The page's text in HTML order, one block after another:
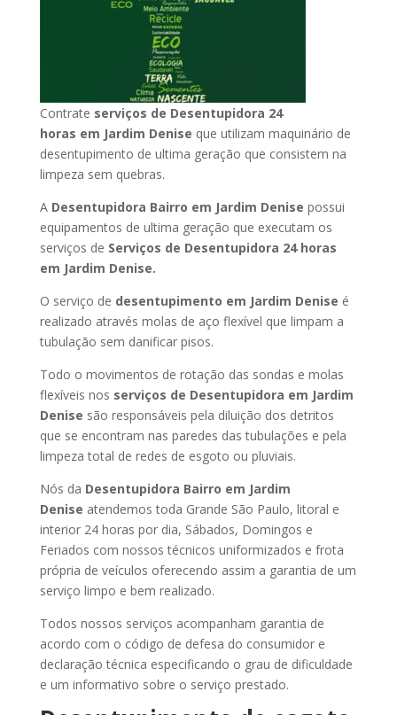
Contrate serviços de Desentupidora 24
horas em Jardim Denise que utilizam maquinário de
desentupimento de ultima geração que consistem na
limpeza sem quebras.
A Desentupidora Bairro em Jardim Denise possui
equipamentos de ultima geração que executam os
serviços de Serviços de Desentupidora 24 horas
em Jardim Denise.
O serviço de desentupimento em Jardim Denise é
realizado através molas de aço flexível que limpam a
tubulação sem danificar pisos.
Todo o movimentos de rotação das sondas e molas
flexíveis nos serviços de Desentupidora em Jardim
Denise são responsáveis pela diluição dos detritos
que se encontram nas paredes das tubulações e pela
limpeza total de redes de esgoto ou pluviais.
Nós da Desentupidora Bairro em Jardim
Denise atendemos toda Grande São Paulo, litoral e
interior 24 horas por dia, Sábados, Domingos e
Feriados com nossos técnicos uniformizados e frota
própria de veículos oferecendo assim a garantia de um
serviço limpo e bem realizado.
Todos nossos serviços acompanham garantia de
acordo com o código de defesa do consumidor e
declaração técnica especificando o grau de dificuldade
e um informativo sobre o serviço prestado.